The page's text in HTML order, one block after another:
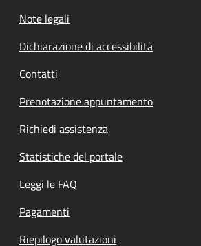
Note legali
Dichiarazione di accessibilità
Contatti
Prenotazione appuntamento
Richiedi assistenza
Statistiche del portale
Leggi le FAQ
Pagamenti
Riepilogo valutazioni